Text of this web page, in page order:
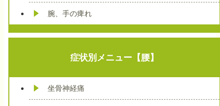
腕、手の痺れ
症状別メニュー【腰】
坐骨神経痛